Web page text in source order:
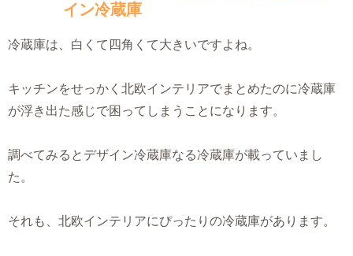
イン冷蔵庫
冷蔵庫は、白くて四角くて大きいですよね。
キッチンをせっかく北欧インテリアでまとめたのに冷蔵庫
が浮き出た感じで困ってしまうことになります。
調べてみるとデザイン冷蔵庫なる冷蔵庫が載っていまし
た。
それも、北欧インテリアにぴったりの冷蔵庫があります。